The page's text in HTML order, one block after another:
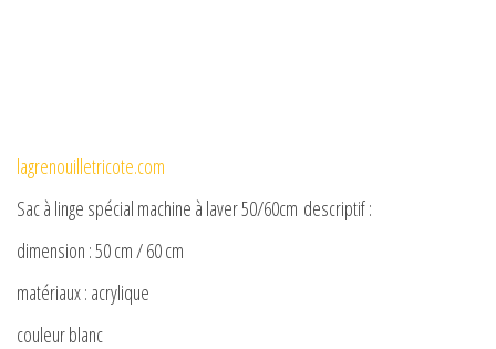
lagrenouilletricote.com
Sac à linge spécial machine à laver 50/60cm descriptif :
dimension : 50 cm / 60 cm
matériaux : acrylique
couleur blanc